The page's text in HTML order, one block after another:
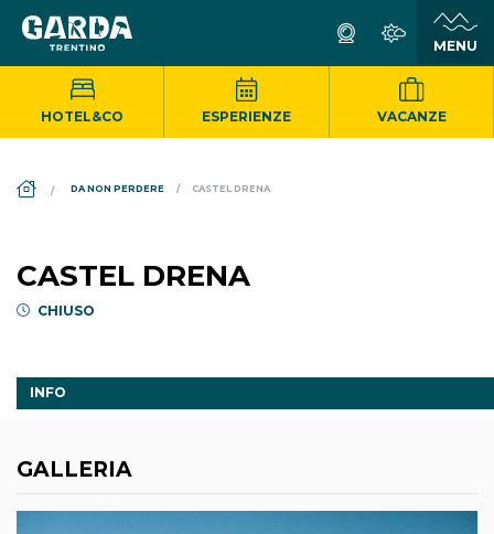
HOTEL&CO ESPERIENZE VACANZE
DA NON PERDERE CASTEL DRENA
CASTEL DRENA
CHIUSO
INFO
GALLERIA